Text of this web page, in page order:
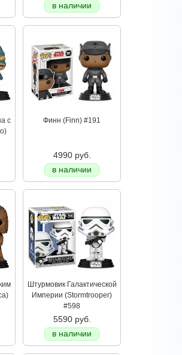
в наличии
с
Финн (Finn) #191
4990 руб.
в наличии
Штурмовик Галактической
Империи (Stormtrooper)
#598
5590 руб.
в наличии